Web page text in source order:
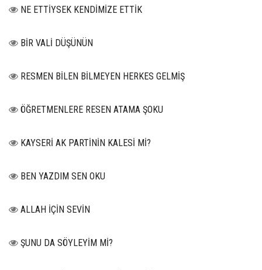
NE ETTİYSEK KENDİMİZE ETTİK
BİR VALİ DÜŞÜNÜN
RESMEN BİLEN BİLMEYEN HERKES GELMİŞ
ÖĞRETMENLERE RESEN ATAMA ŞOKU
KAYSERİ AK PARTİNİN KALESİ Mİ?
BEN YAZDIM SEN OKU
ALLAH İÇİN SEVİN
ŞUNU DA SÖYLEYİM Mİ?